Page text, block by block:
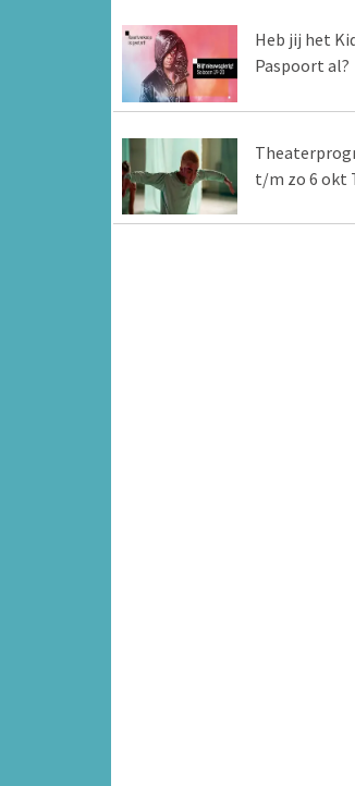
Heb jij het
Paspoort al?
t/m zo 6 okt